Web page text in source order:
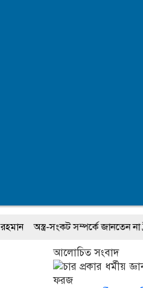
সম্পর্কে জানতেন না ট্রাম্প,
আলোচিত সংবাদ